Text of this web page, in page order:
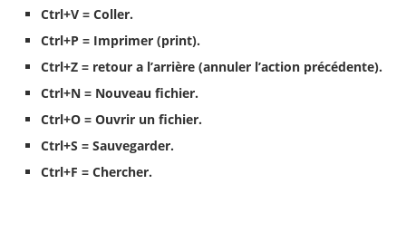
Ctrl+V = Coller.
Ctrl+P = Imprimer (print).
Ctrl+Z = retour a l’arrière (annuler l’action précédente).
Ctrl+N = Nouveau fichier.
Ctrl+O = Ouvrir un fichier.
Ctrl+S = Sauvegarder.
Ctrl+F = Chercher.